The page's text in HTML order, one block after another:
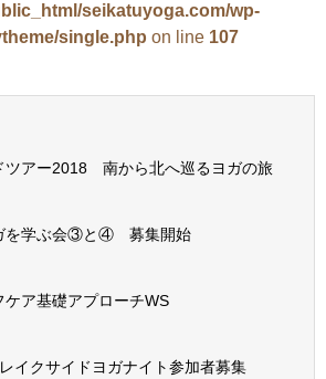
seikatuyoga.com/wp-
single.php on line 107
ツアー2018 南から北へ巡るヨガの旅
を学ぶ会③と④ 募集開始
ケア基礎アプローチWS
イクサイドヨガナイト参加者募集